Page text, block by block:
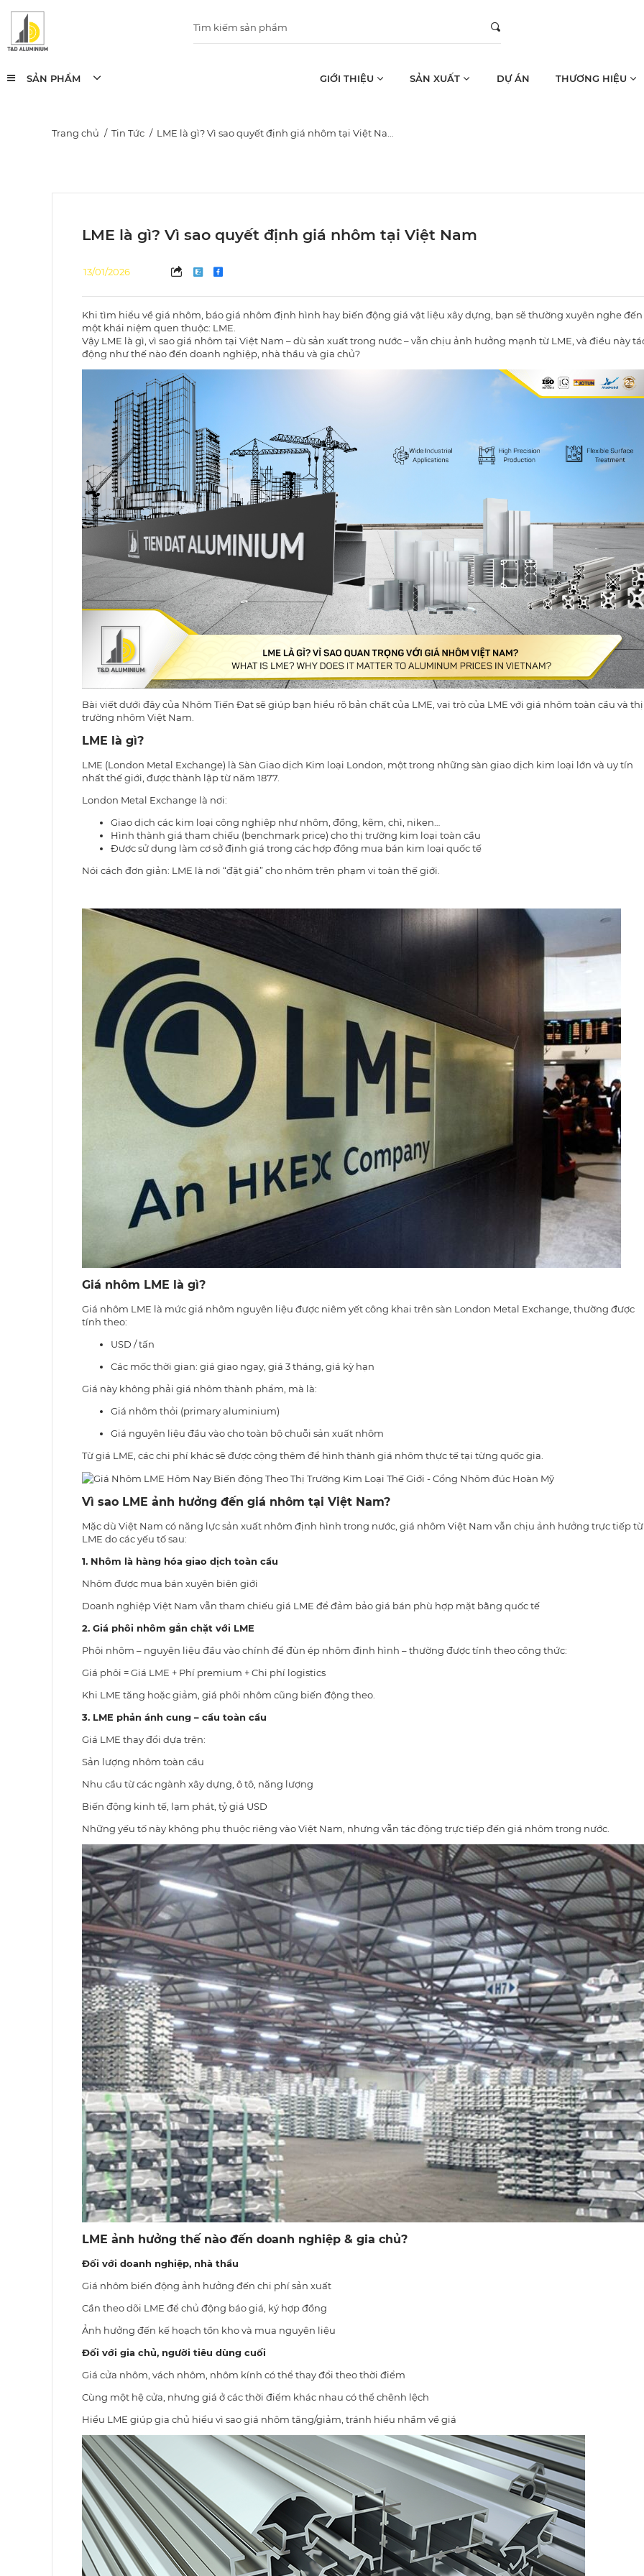
SẢN PHẨM GIỚI THIỆU SẢN XUẤT DỰ ÁN THƯƠNG HIỆU
Trang chủ Tin Tức LME là gì? Vì sao quyết định giá nhôm tại Việt Nam
LME là gì? Vì sao quyết định giá nhôm tại Việt Nam
13/01/2026
Khi tìm hiểu về giá nhôm, báo giá nhôm định hình hay biến động giá vật liệu xây dựng, bạn sẽ thường xuyên nghe đến
một khái niệm quen thuộc: LME.
Vậy LME là gì, vì sao giá nhôm tại Việt Nam – dù sản xuất trong nước – vẫn chịu ảnh hưởng mạnh từ LME, và điều này
động như thế nào đến doanh nghiệp, nhà thầu và gia chủ?
Bài viết dưới đây của Nhôm Tiến Đạt sẽ giúp bạn hiểu rõ bản chất của LME, vai trò của LME với giá nhôm toàn cầu và thị
trường nhôm Việt Nam.
LME là gì?
LME (London Metal Exchange) là Sàn Giao dịch Kim loại London, một trong những sàn giao dịch kim loại lớn và uy tín
nhất thế giới, được thành lập từ năm 1877.
London Metal Exchange là nơi:
Giao dịch các kim loại công nghiệp như nhôm, đồng, kẽm, chì, niken…
Hình thành giá tham chiếu (benchmark price) cho thị trường kim loại toàn cầu
Được sử dụng làm cơ sở định giá trong các hợp đồng mua bán kim loại quốc tế
Nói cách đơn giản: LME là nơi “đặt giá” cho nhôm trên phạm vi toàn thế giới.
Giá nhôm LME là gì?
Giá nhôm LME là mức giá nhôm nguyên liệu được niêm yết công khai trên sàn London Metal Exchange, thường được
tính theo:
USD / tấn
Các mốc thời gian: giá giao ngay, giá 3 tháng, giá kỳ hạn
Giá này không phải giá nhôm thành phẩm, mà là:
Giá nhôm thỏi (primary aluminium)
Giá nguyên liệu đầu vào cho toàn bộ chuỗi sản xuất nhôm
Từ giá LME, các chi phí khác sẽ được cộng thêm để hình thành giá nhôm thực tế tại từng quốc gia.
Vì sao LME ảnh hưởng đến giá nhôm tại Việt Nam?
Mặc dù Việt Nam có năng lực sản xuất nhôm định hình trong nước, giá nhôm Việt Nam vẫn chịu ảnh hưởng trực tiếp từ
LME do các yếu tố sau:
1. Nhôm là hàng hóa giao dịch toàn cầu
Nhôm được mua bán xuyên biên giới
Doanh nghiệp Việt Nam vẫn tham chiếu giá LME để đảm bảo giá bán phù hợp mặt bằng quốc tế
2. Giá phôi nhôm gắn chặt với LME
Phôi nhôm – nguyên liệu đầu vào chính để đùn ép nhôm định hình – thường được tính theo công thức:
Giá phôi = Giá LME + Phí premium + Chi phí logistics
Khi LME tăng hoặc giảm, giá phôi nhôm cũng biến động theo.
3. LME phản ánh cung – cầu toàn cầu
Giá LME thay đổi dựa trên:
Sản lượng nhôm toàn cầu
Nhu cầu từ các ngành xây dựng, ô tô, năng lượng
Biến động kinh tế, lạm phát, tỷ giá USD
Những yếu tố này không phụ thuộc riêng vào Việt Nam, nhưng vẫn tác động trực tiếp đến giá nhôm trong nước.
LME ảnh hưởng thế nào đến doanh nghiệp & gia chủ?
Đối với doanh nghiệp, nhà thầu
Giá nhôm biến động ảnh hưởng đến chi phí sản xuất
Cần theo dõi LME để chủ động báo giá, ký hợp đồng
Ảnh hưởng đến kế hoạch tồn kho và mua nguyên liệu
Đối với gia chủ, người tiêu dùng cuối
Giá cửa nhôm, vách nhôm, nhôm kính có thể thay đổi theo thời điểm
Cùng một hệ cửa, nhưng giá ở các thời điểm khác nhau có thể chênh lệch
Hiểu LME giúp gia chủ hiểu vì sao giá nhôm tăng/giảm, tránh hiểu nhầm về giá